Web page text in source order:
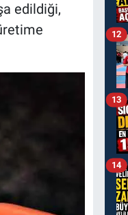
edildiği,
12
13
14